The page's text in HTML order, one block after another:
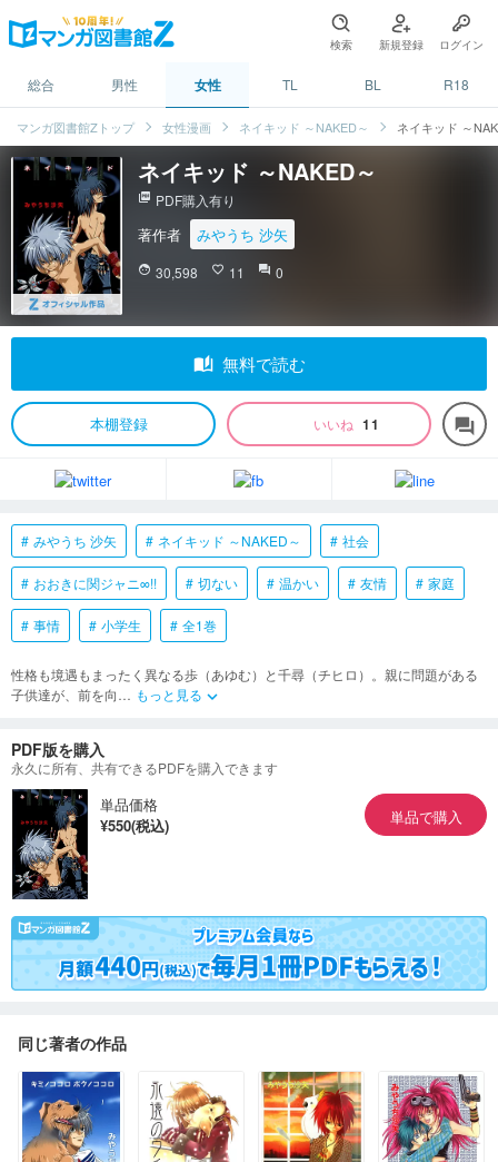
検索 新規登録 ログイン
総合 男性 女性 TL BL R18
マンガ図書館Zトップ 女性漫画 ネイキッド ～NAKED～ ネイキッド ～
ネイキッド ～NAKED～
picture_as_pdf PDF購入有り
著作者 みやうち 沙矢
face 30,598 favorite_border 11 question_answer 0
auto_stories 無料で読む
本棚登録 いいね 11 forum
みやうち 沙矢 ネイキッド ～NAKED～ 社会
おおきに関ジャニ∞!! 切ない 温かい 友情 家庭
事情 小学生 全1巻
性格も境遇もまったく異なる歩（あゆむ）と千尋（チヒロ）。親に問題がある
子供達が、前を向… もっと見る keyboard_arrow_down
PDF版を購入
永久に所有、共有できるPDFを購入できます
単品価格
¥550(税込)
単品で購入
同じ著者の作品